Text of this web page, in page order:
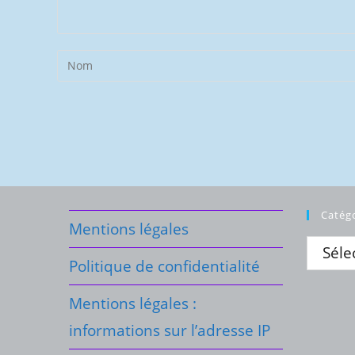
Enter
your
Mentions légales
Politique de confidentialité
Mentions légales :
informations sur l’adresse IP